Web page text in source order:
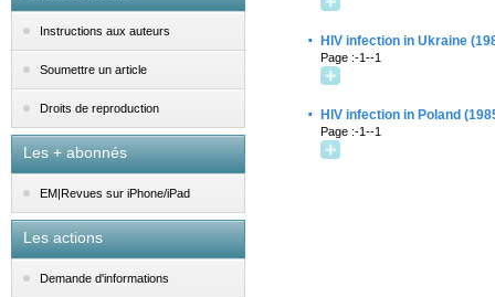
Instructions aux auteurs
Soumettre un article
Droits de reproduction
Les + abonnés
EM|Revues sur iPhone/iPad
Les actions
Demande d'informations
· HIV infection in Ukraine
Page :-1--1
· HIV infection in Poland
Page :-1--1